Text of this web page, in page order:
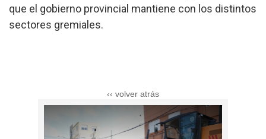
que el gobierno provincial mantiene con los distintos
sectores gremiales.
‹‹ volver atrás